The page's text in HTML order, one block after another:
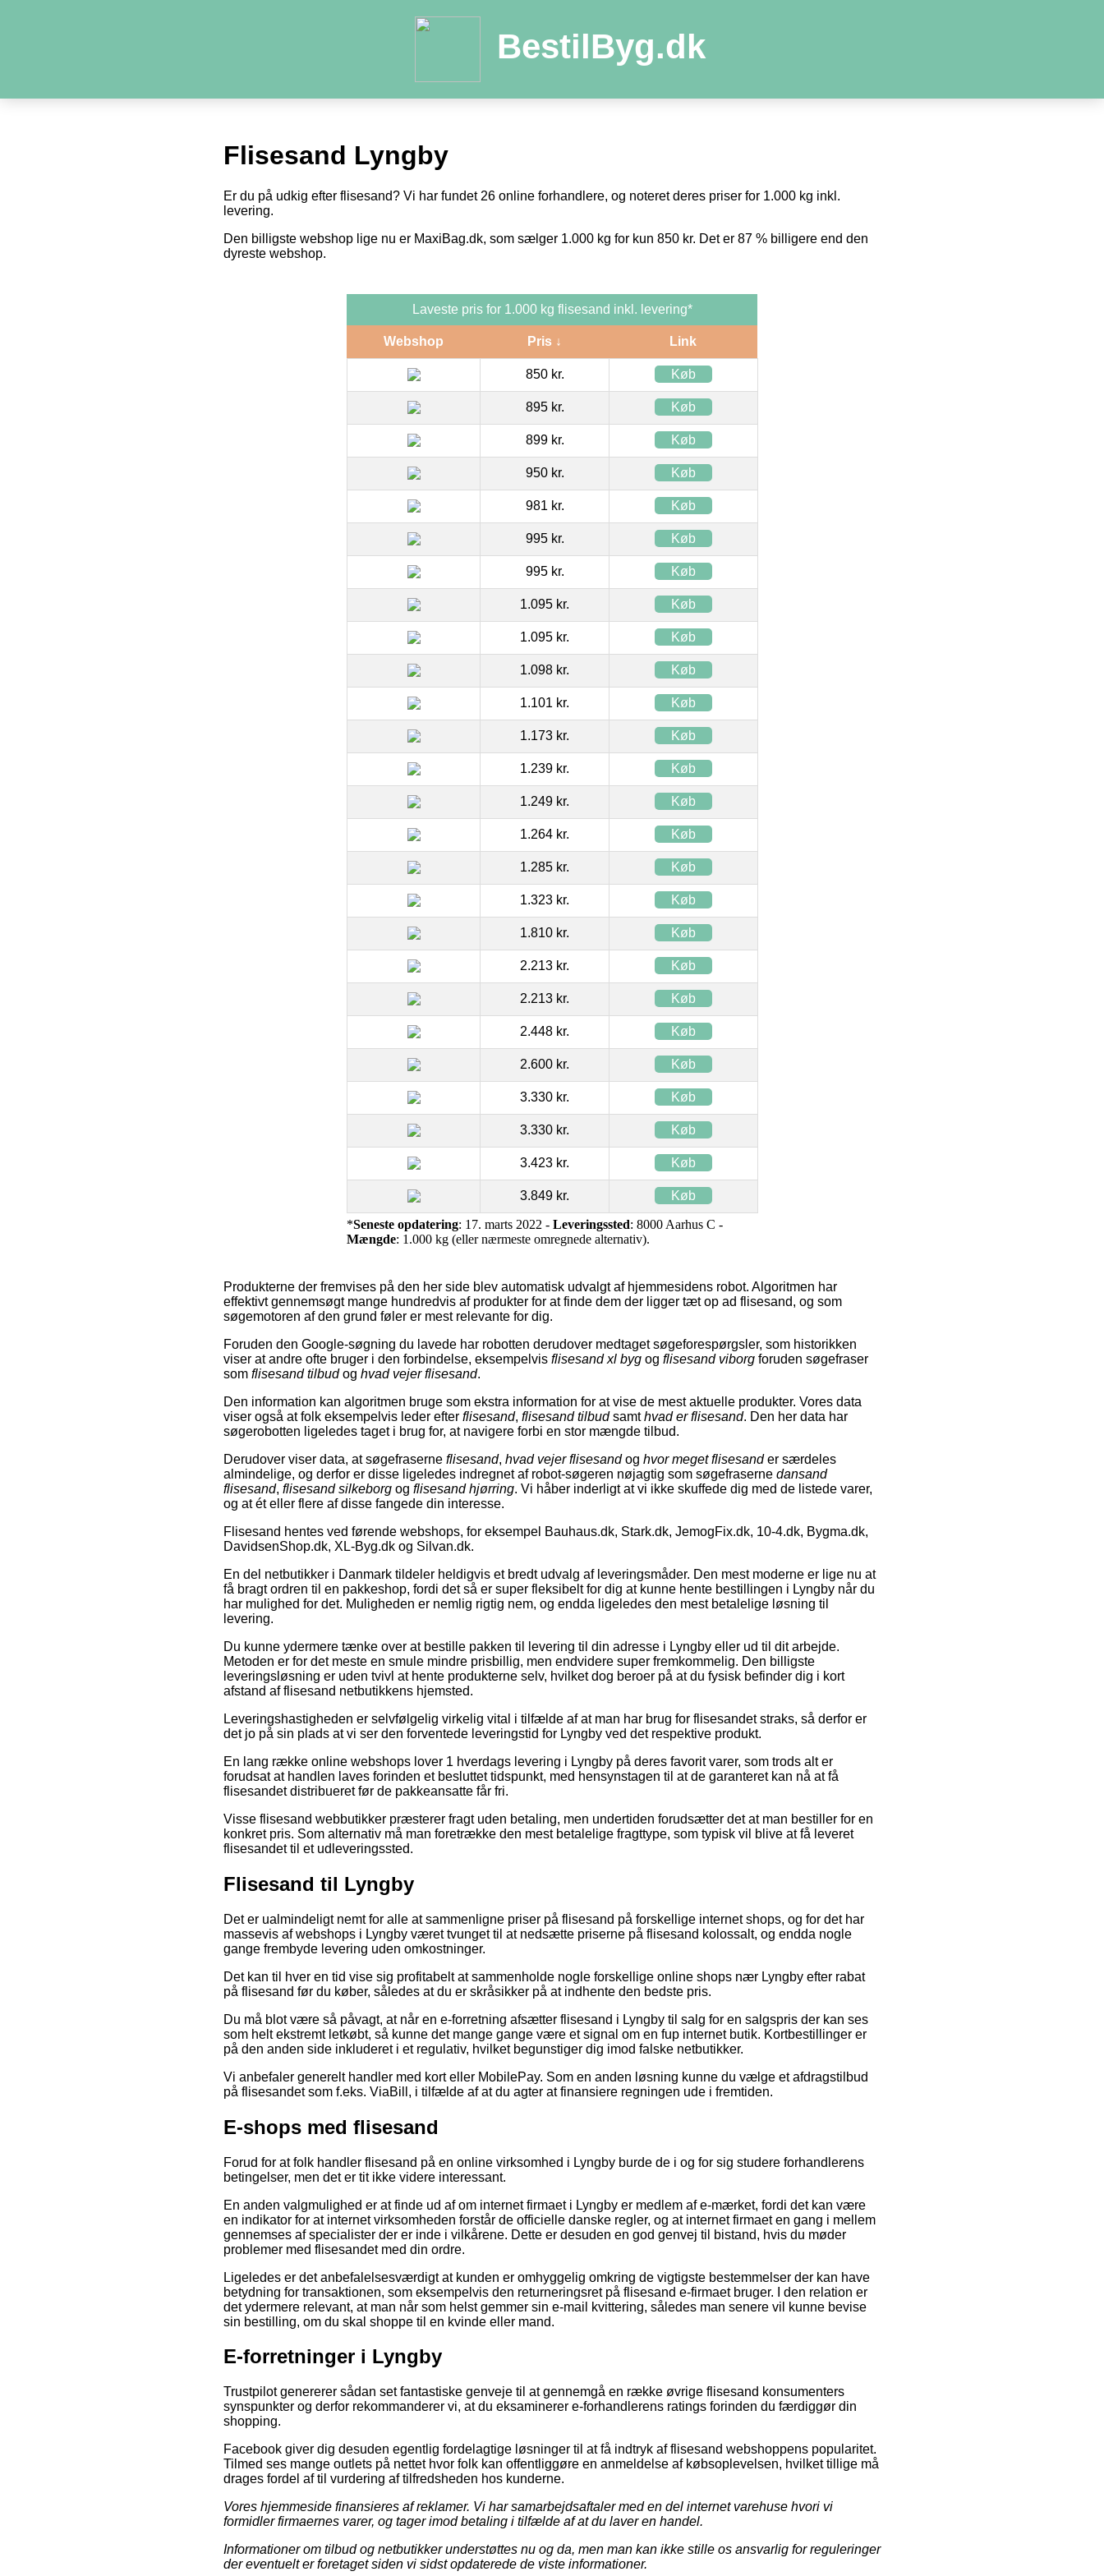
BestilByg.dk
Flisesand Lyngby
Er du på udkig efter flisesand? Vi har fundet 26 online forhandlere, og noteret deres priser for 1.000 kg inkl.
levering.
Den billigste webshop lige nu er MaxiBag.dk, som sælger 1.000 kg for kun 850 kr. Det er 87 % billigere end den
dyreste webshop.
Laveste pris for 1.000 kg flisesand inkl. levering*
Webshop Pris ↓ Link
850 kr. Køb
895 kr. Køb
899 kr. Køb
950 kr. Køb
981 kr. Køb
995 kr. Køb
995 kr. Køb
1.095 kr. Køb
1.095 kr. Køb
1.098 kr. Køb
1.101 kr. Køb
1.173 kr. Køb
1.239 kr. Køb
1.249 kr. Køb
1.264 kr. Køb
1.285 kr. Køb
1.323 kr. Køb
1.810 kr. Køb
2.213 kr. Køb
2.213 kr. Køb
2.448 kr. Køb
2.600 kr. Køb
3.330 kr. Køb
3.330 kr. Køb
3.423 kr. Køb
3.849 kr. Køb
*Seneste opdatering: 17. marts 2022 - Leveringssted: 8000 Aarhus C -
Mængde: 1.000 kg (eller nærmeste omregnede alternativ).
Produkterne der fremvises på den her side blev automatisk udvalgt af hjemmesidens robot. Algoritmen har
effektivt gennemsøgt mange hundredvis af produkter for at finde dem der ligger tæt op ad flisesand, og som
søgemotoren af den grund føler er mest relevante for dig.
Foruden den Google-søgning du lavede har robotten derudover medtaget søgeforespørgsler, som historikken
viser at andre ofte bruger i den forbindelse, eksempelvis flisesand xl byg og flisesand viborg foruden søgefraser
som flisesand tilbudog hvad vejer flisesand.
Den information kan algoritmen bruge som ekstra information for at vise de mest aktuelle produkter. Vores data
viser også at folk eksempelvis leder efter flisesand, flisesand tilbudsamthvad er flisesand. Den her data har
søgerobotten ligeledes taget i brug for, at navigere forbi en stor mængde tilbud.
Derudover viser data, at søgefraserne flisesand, hvad vejer flisesandog hvor meget flisesander særdeles
almindelige, og derfor er disse ligeledes indregnet af robot-søgeren nøjagtig som søgefraserne dansand
flisesand, flisesand silkeborg og flisesand hjørring. Vi håber inderligt at vi ikke skuffede dig med de listede varer,
og at ét eller flere af disse fangede din interesse.
Flisesand hentes ved førende webshops, for eksempel Bauhaus.dk, Stark.dk, JemogFix.dk, 10-4.dk, Bygma.dk,
DavidsenShop.dk, XL-Byg.dk og Silvan.dk.
En del netbutikker i Danmark tildeler heldigvis et bredt udvalg af leveringsmåder. Den mest moderne er lige nu at
få bragt ordren til en pakkeshop, fordi det så er super fleksibelt for dig at kunne hente bestillingen i Lyngby når du
har mulighed for det. Muligheden er nemlig rigtig nem, og endda ligeledes den mest betalelige løsning til
levering.
Du kunne ydermere tænke over at bestille pakken til levering til din adresse i Lyngby eller ud til dit arbejde.
Metoden er for det meste en smule mindre prisbillig, men endvidere super fremkommelig. Den billigste
leveringsløsning er uden tvivl at hente produkterne selv, hvilket dog beroer på at du fysisk befinder dig i kort
afstand af flisesand netbutikkens hjemsted.
Leveringshastigheden er selvfølgelig virkelig vital i tilfælde af at man har brug for flisesandet straks, så derfor er
det jo på sin plads at vi ser den forventede leveringstid for Lyngby ved det respektive produkt.
En lang række online webshops lover 1 hverdags levering i Lyngby på deres favorit varer, som trods alt er
forudsat at handlen laves forinden et besluttet tidspunkt, med hensynstagen til at de garanteret kan nå at få
flisesandet distribueret før de pakkeansatte får fri.
Visse flisesand webbutikker præsterer fragt uden betaling, men undertiden forudsætter det at man bestiller for en
konkret pris. Som alternativ må man foretrække den mest betalelige fragttype, som typisk vil blive at få leveret
flisesandet til et udleveringssted.
Flisesand til Lyngby
Det er ualmindeligt nemt for alle at sammenligne priser på flisesand på forskellige internet shops, og for det har
massevis af webshops i Lyngby været tvunget til at nedsætte priserne på flisesand kolossalt, og endda nogle
gange frembyde levering uden omkostninger.
Det kan til hver en tid vise sig profitabelt at sammenholde nogle forskellige online shops nær Lyngby efter rabat
på flisesand før du køber, således at du er skråsikker på at indhente den bedste pris.
Du må blot være så påvagt, at når en e-forretning afsætter flisesand i Lyngby til salg for en salgspris der kan ses
som helt ekstremt letkøbt, så kunne det mange gange være et signal om en fup internet butik. Kortbestillinger er
på den anden side inkluderet i et regulativ, hvilket begunstiger dig imod falske netbutikker.
Vi anbefaler generelt handler med kort eller MobilePay. Som en anden løsning kunne du vælge et afdragstilbud
på flisesandet som f.eks. ViaBill, i tilfælde af at du agter at finansiere regningen ude i fremtiden.
E-shops med flisesand
Forud for at folk handler flisesand på en online virksomhed i Lyngby burde de i og for sig studere forhandlerens
betingelser, men det er tit ikke videre interessant.
En anden valgmulighed er at finde ud af om internet firmaet i Lyngby er medlem af e-mærket, fordi det kan være
en indikator for at internet virksomheden forstår de officielle danske regler, og at internet firmaet en gang i mellem
gennemses af specialister der er inde i vilkårene. Dette er desuden en god genvej til bistand, hvis du møder
problemer med flisesandet med din ordre.
Ligeledes er det anbefalelsesværdigt at kunden er omhyggelig omkring de vigtigste bestemmelser der kan have
betydning for transaktionen, som eksempelvis den returneringsret på flisesand e-firmaet bruger. I den relation er
det ydermere relevant, at man når som helst gemmer sin e-mail kvittering, således man senere vil kunne bevise
sin bestilling, om du skal shoppe til en kvinde eller mand.
E-forretninger i Lyngby
Trustpilot genererer sådan set fantastiske genveje til at gennemgå en række øvrige flisesand konsumenters
synspunkter og derfor rekommanderer vi, at du eksaminerer e-forhandlerens ratings forinden du færdiggør din
shopping.
Facebook giver dig desuden egentlig fordelagtige løsninger til at få indtryk af flisesand webshoppens popularitet.
Tilmed ses mange outlets på nettet hvor folk kan offentliggøre en anmeldelse af købsoplevelsen, hvilket tillige må
drages fordel af til vurdering af tilfredsheden hos kunderne.
Vores hjemmeside finansieres af reklamer. Vi har samarbejdsaftaler med en del internet varehuse hvori vi
formidler firmaernes varer, og tager imod betaling i tilfælde af at du laver en handel.
Informationer om tilbud og netbutikker understøttes nu og da, men man kan ikke stille os ansvarlig for reguleringer
der eventuelt er foretaget siden vi sidst opdaterede de viste informationer.